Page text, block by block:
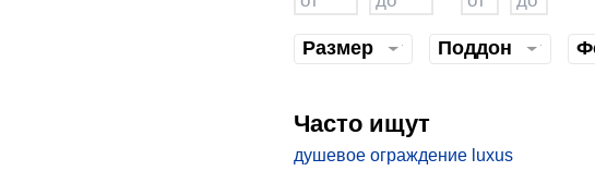
Размер Поддон
Часто ищут
душевое ограждение luxus